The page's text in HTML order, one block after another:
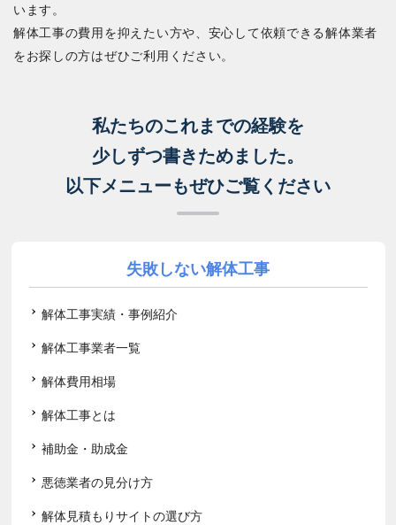
います。
解体工事の費用を抑えたい方や、安心して依頼できる解体業者
をお探しの方はぜひご利用ください。
私たちのこれまでの経験を
少しずつ書きためました。
以下メニューもぜひご覧ください
失敗しない解体工事
解体工事実績・事例紹介
解体工事業者一覧
解体費用相場
解体工事とは
補助金・助成金
悪徳業者の見分け方
解体見積もりサイトの選び方